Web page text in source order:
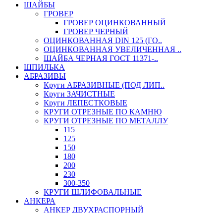
ШАЙБЫ
ГРОВЕР
ГРОВЕР ОЦИНКОВАННЫЙ
ГРОВЕР ЧЕРНЫЙ
ОЦИНКОВАННАЯ DIN 125 (ГО..
ОЦИНКОВАННАЯ УВЕЛИЧЕННАЯ ..
ШАЙБА ЧЕРНАЯ ГОСТ 11371-..
ШПИЛЬКА
АБРАЗИВЫ
Круги АБРАЗИВНЫЕ (ПОД ЛИП..
Круги ЗАЧИСТНЫЕ
Круги ЛЕПЕСТКОВЫЕ
КРУГИ ОТРЕЗНЫЕ ПО КАМНЮ
КРУГИ ОТРЕЗНЫЕ ПО МЕТАЛЛУ
115
125
150
180
200
230
300-350
КРУГИ ШЛИФОВАЛЬНЫЕ
АНКЕРА
АНКЕР ДВУХРАСПОРНЫЙ